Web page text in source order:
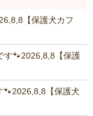
【保護犬カフ
す🐾2026,8,8【保護
🐾2026,8,8【保護犬